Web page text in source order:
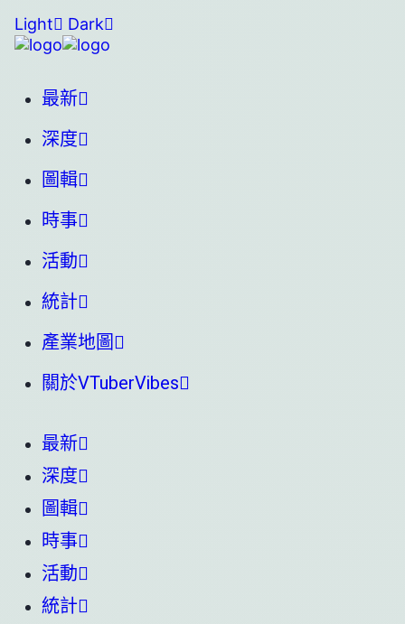
Light Dark
最新
深度
圖輯
時事
活動
統計
產業地圖
關於VTuberVibes
最新
深度
圖輯
時事
活動
統計